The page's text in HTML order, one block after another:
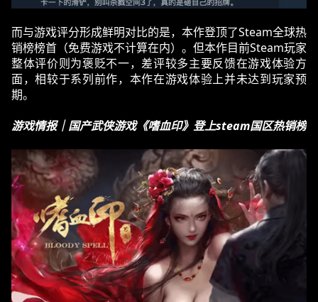
而与游戏评分形成鲜明对比的是，本作登顶了Steam全球热
销榜榜首（免费游戏不计算在内）。但本作目前Steam玩家
整体评价则为褒贬不一，差评较多主要反馈在游戏体验方
面，相较于系列前作，本作在游戏体验上并未达到玩家预
期。
游戏情报｜国产武侠游戏《嗜血印》登上steam国区热销榜